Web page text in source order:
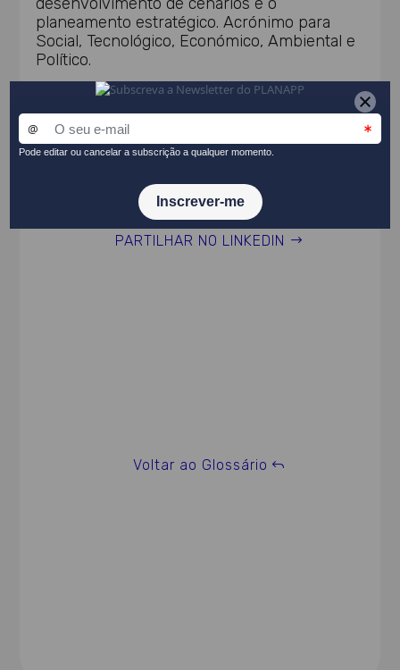
planeamento estratégico. Acrónimo para
Social, Tecnológico, Económico, Ambiental e
Político.
Métodos de análise
PARTILHAR NO LINKEDIN
Voltar ao Glossário